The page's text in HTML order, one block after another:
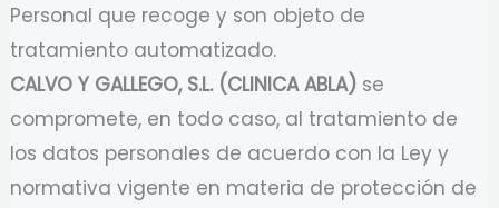
Personal que recoge y son objeto de
tratamiento automatizado.
CALVO Y GALLEGO, S.L. (CLINICA ABLA) se
compromete, en todo caso, al tratamiento de
los datos personales de acuerdo con la Ley y
normativa vigente en materia de protección de